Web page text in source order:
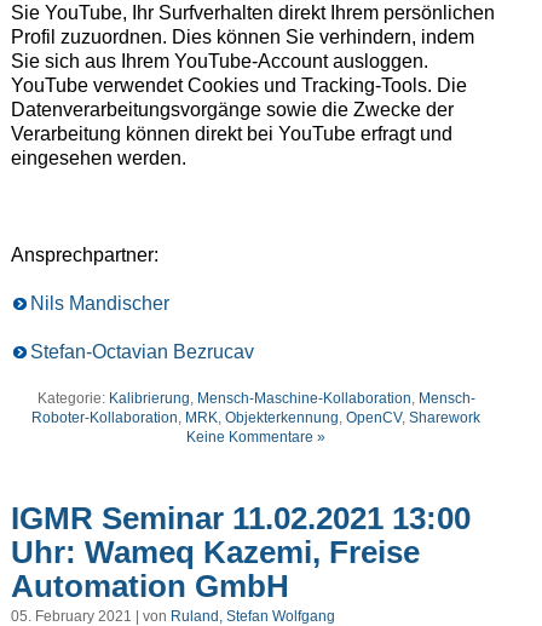
Sie YouTube, Ihr Surfverhalten direkt Ihrem persönlichen
Profil zuzuordnen. Dies können Sie verhindern, indem
Sie sich aus Ihrem YouTube-Account ausloggen.
YouTube verwendet Cookies und Tracking-Tools. Die
Datenverarbeitungsvorgänge sowie die Zwecke der
Verarbeitung können direkt bei YouTube erfragt und
eingesehen werden.
Ansprechpartner:
Nils Mandischer
Stefan-Octavian Bezrucav
Kategorie: Kalibrierung, Mensch-Maschine-Kollaboration, Mensch-
Roboter-Kollaboration, MRK,Objekterkennung,OpenCV,Sharework
Keine Kommentare »
IGMR Seminar 11.02.2021 13:00
Uhr: Wameq Kazemi, Freise
Automation GmbH
05. February 2021 | von Ruland, Stefan Wolfgang